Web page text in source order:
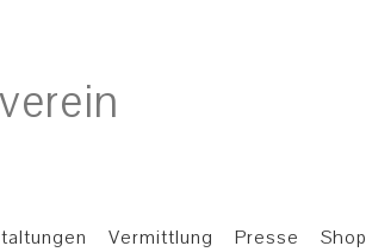
Vermittlung Presse Shop